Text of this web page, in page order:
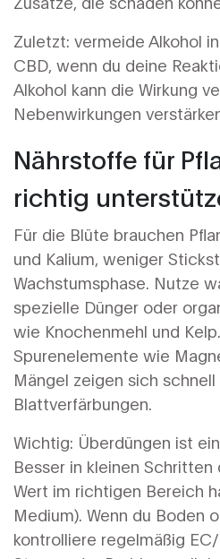
Zuletzt: vermeide Alkohol
CBD, wenn du deine
Alkohol kann die Wirkung
Nebenwirkungen
Nährstoffe für
richtig
Für die Blüte brauchen
und Kalium, weniger
Wachstumsphase. Nutze
spezielle Dünger oder
wie Knochenmehl und
Spurenelemente wie
Mängel zeigen sich
Blattverfärbungen.
Wichtig: Überdüngen ist
Besser in kleinen
Wert im richtigen Bereich
Medium). Wenn du Boden
kontrolliere regelmäßig